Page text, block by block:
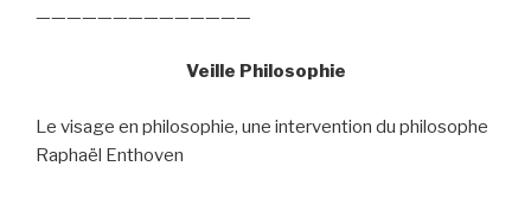
——————————————
Veille Philosophie
Le visage en philosophie, une intervention du philosophe
Raphaël Enthoven